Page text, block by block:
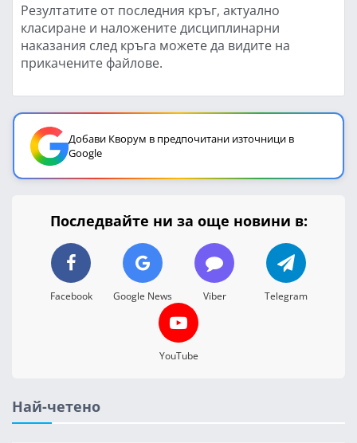
Резултатите от последния кръг, актуално
класиране и наложените дисциплинарни
наказания след кръга можете да видите на
прикачените файлове.
Добави Кворум в предпочитани източници в
Google
Последвайте ни за още новини в:
Facebook Google News Viber Telegram
YouTube
Най-четено